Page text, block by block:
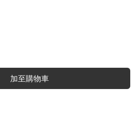
加至購物車